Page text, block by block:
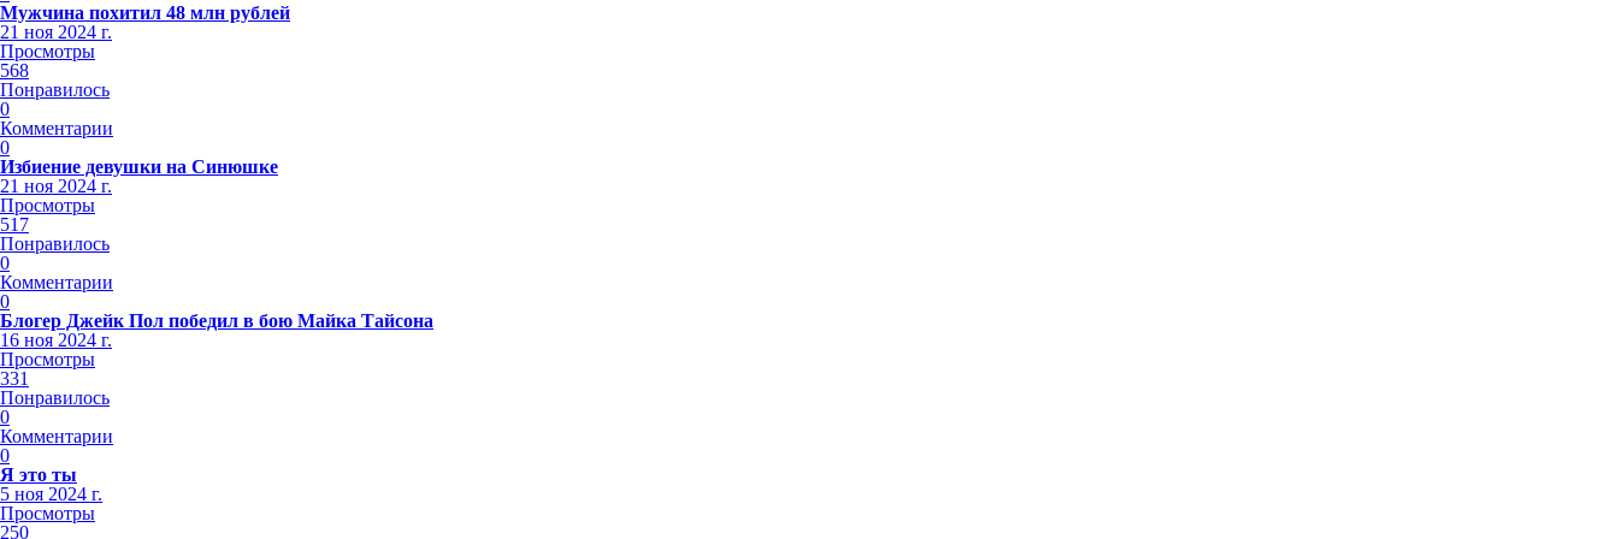
Мужчина похитил 48 млн рублей
21 ноя 2024 г.
Просмотры
568
Понравилось
0
Комментарии
0
Избиение девушки на Синюшке
21 ноя 2024 г.
Просмотры
517
Понравилось
0
Комментарии
0
Блогер Джейк Пол победил в бою Майка Тайсона
16 ноя 2024 г.
Просмотры
331
Понравилось
0
Комментарии
0
Я это ты
5 ноя 2024 г.
Просмотры
250